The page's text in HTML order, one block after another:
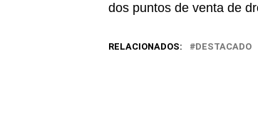
dos puntos de venta de
RELACIONADOS: DESTACADO